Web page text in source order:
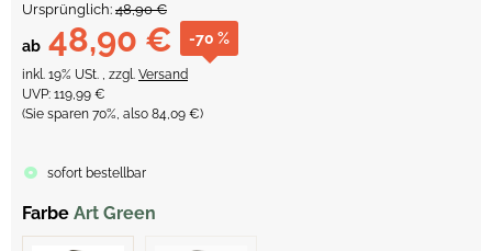
Ursprünglich: 48,90 €
ab 48,90 € -70 %
inkl. 19% USt. , zzgl. Versand
UVP: 119,99 €
(Sie sparen 70%, also 84,09 €)
sofort bestellbar
Farbe Art Green